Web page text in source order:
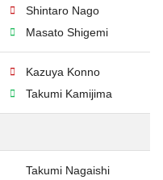
Shintaro Nago
Masato Shigemi
Kazuya Konno
Takumi Kamijima
Takumi Nagaishi